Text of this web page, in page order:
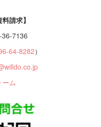
請求】
36-7136
64-8282）
ーム